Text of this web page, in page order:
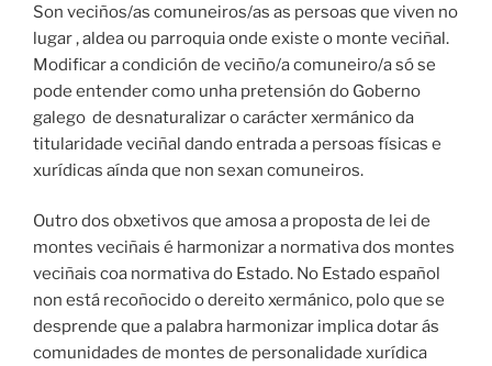
Son veciños/as comuneiros/as as persoas que viven no
lugar , aldea ou parroquia onde existe o monte veciñal.
Modificar a condición de veciño/a comuneiro/a só se
pode entender como unha pretensión do Goberno
galego de desnaturalizar o carácter xermánico da
titularidade veciñal dando entrada a persoas físicas e
xurídicas aínda que non sexan comuneiros.
Outro dos obxetivos que amosa a proposta de lei de
montes veciñais é harmonizar a normativa dos montes
veciñais coa normativa do Estado. No Estado español
non está recoñocido o dereito xermánico, polo que se
desprende que a palabra harmonizar implica dotar ás
comunidades de montes de personalidade xurídica